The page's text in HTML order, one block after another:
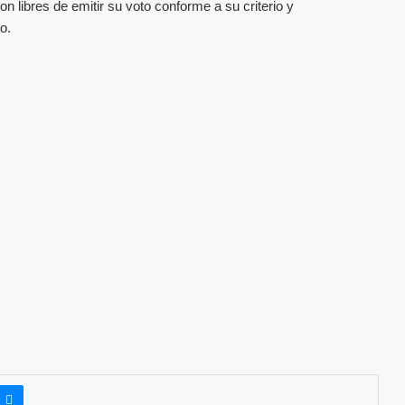
libres de emitir su voto conforme a su criterio y